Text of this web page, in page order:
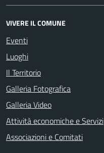
VIVERE IL COMUNE
Eventi
Luoghi
Il Territorio
Galleria Fotografica
Galleria Video
Attività economiche e Servizi
Associazioni e Comitati